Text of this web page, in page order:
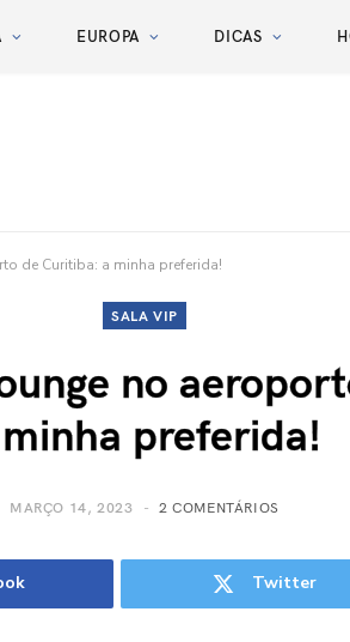
EUROPA DICAS
de Curitiba: a minha preferida!
SALA VIP
no
preferida!
MARÇO 14, 2023 2 COMENTÁRIOS
Twitter